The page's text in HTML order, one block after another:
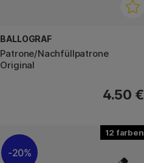
BALLOGRAF
Patrone/Nachfüllpatrone
Original
4.50 €
12
20%